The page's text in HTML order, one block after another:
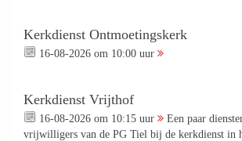
Kerkdienst Ontmoetingskerk
16-08-2026 om 10:00 uur
Kerkdienst Vrijthof
16-08-2026 om 10:15 uur
Een paar
vrijwilligers van de PG Tiel bij de kerkdienst in